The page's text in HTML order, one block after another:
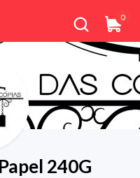
0
240G